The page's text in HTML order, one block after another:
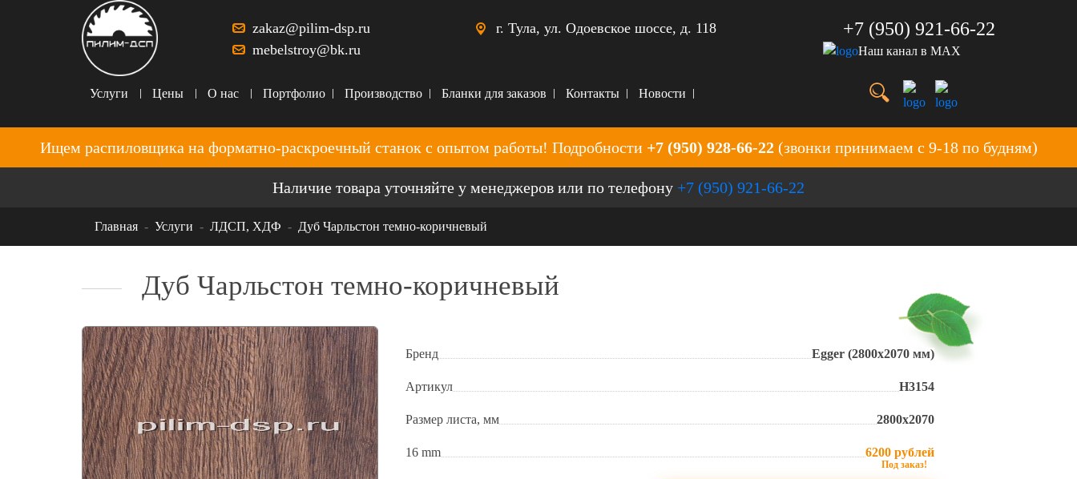
zakaz@pilim-dsp.ru
mebelstroy@bk.ru
г. Тула, ул. Одоевское шоссе, д. 118 +7 (950) 921-66-22
Наш канал в MAX
Услуги Цены О нас Портфолио Производство Бланки для заказов Контакты Новости
Ищем распиловщика на форматно-раскроечный станок с опытом работы! Подробности +7 (950) 928-66-22(звонки принимаем с 9-18 по будням)
Наличие товара уточняйте у менеджеров или по телефону +7 (950) 921-66-22
Главная Услуги ЛДСП, ХДФ Дуб Чарльстон темно-коричневый
Дуб Чарльстон темно-коричневый
Бренд Egger (2800х2070 мм)
Артикул Н3154
Размер листа, мм 2800х2070
16 mm 6200 рублей